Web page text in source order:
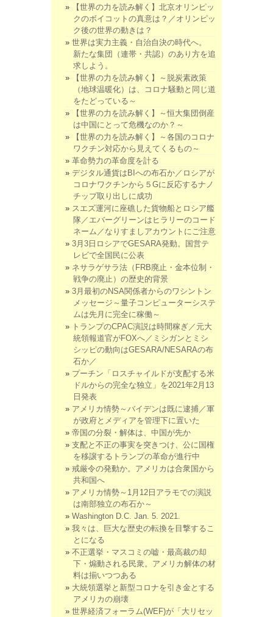
【世界の力を読み解く】北京オリンピッ
クのボイコットの真意は？／オリンピッ
ク後の世界の動きは？
世界は実力主義・自治自決の時代へ。
新たな集団（連帯・共認）のあり方を追
求しよう。
【世界の力を読み解く】～脱炭素政策
（地球温暖化）は、コロナ騒動と同じ道
をたどっている～
【世界の力を読み解く】～恒大集団倒産
は中国にとって危機なのか？～
【世界の力を読み解く】～各国のコロナ
ワクチン対応から見えてくるもの～
革命勢力の革命度を計る
デジタル通貨はBIへの布石か／ロシアが
コロナワクチンから５Gに反応するナノ
チップ取り出しに成功
スエズ運河に座礁した貨物船とロシア艦
隊／エバーグリーンはヒラリーのコード
ネーム／なりすましアカウントにご注意
3月3日ロシアでGESARA発動。国営テ
レビで全国民に公表
ネサラゲサラ法（FRB廃止・金本位制・
戦争の廃止）の歴史的背景
3月最初のNSA関係者からのワシントン
メッセージ～量子コンピューターシステ
ムは先月に完全に稼働～
トランプのCPAC演説は時間稼ぎ／元大
統領報道官がFOXへ／ミシガンとミシ
シッピの動向はGESARA/NESARAの布
石か／
プーチン「ロスチャイルドが支配する米
ドルからの完全な独立」を2021年2月13
日発表
アメリカ情勢～バイデンは既に逮捕／軍
が政府とメディアを管理下に置いた
帝国の分裂・解体は、中国が先か
支配と不正の事実を突きつけ、公に国権
を移譲するトランプの革命が進行中
戒厳令の発動か。アメリカは合衆国から
共和国へ
アメリカ情勢～1月12日アラモでの演説
は南部独立の布石か～
Washington D.C. Jan. 5. 2021.
我々は、巨大な歴史の転換を目撃するこ
とになる
不正選挙・マスコミの嘘・最高裁の却
下・煽動される民衆。アメリカ解体の材
料は揃いつつある
大統領選挙と新型コロナを引き金とする
アメリカの崩壊
世界経済フォーラム(WEF)が「大リセッ